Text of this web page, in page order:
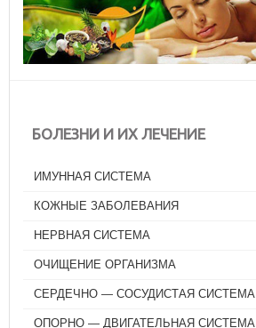
БОЛЕЗНИ И ИХ ЛЕЧЕНИЕ
ИМУННАЯ СИСТЕМА
КОЖНЫЕ ЗАБОЛЕВАНИЯ
НЕРВНАЯ СИСТЕМА
ОЧИЩЕНИЕ ОРГАНИЗМА
СЕРДЕЧНО — СОСУДИСТАЯ СИСТЕМА
ОПОРНО — ДВИГАТЕЛЬНАЯ СИСТЕМА